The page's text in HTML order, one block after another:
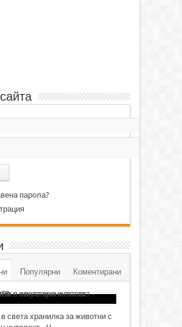
парола?
Популярни Коментирани
света хранилка за животни с